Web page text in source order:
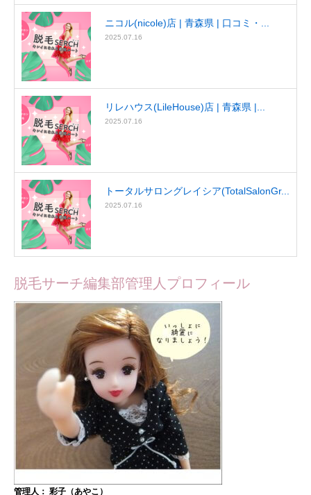
ニコル(nicole)店 | 青森県 | 口コミ・...
2025.07.16
リレハウス(LileHouse)店 | 青森県 |...
2025.07.16
トータルサロングレイシア(TotalSalonGr...
2025.07.16
脱毛サーチ編集部管理人プロフィール
管理人： 彩子（あやこ）